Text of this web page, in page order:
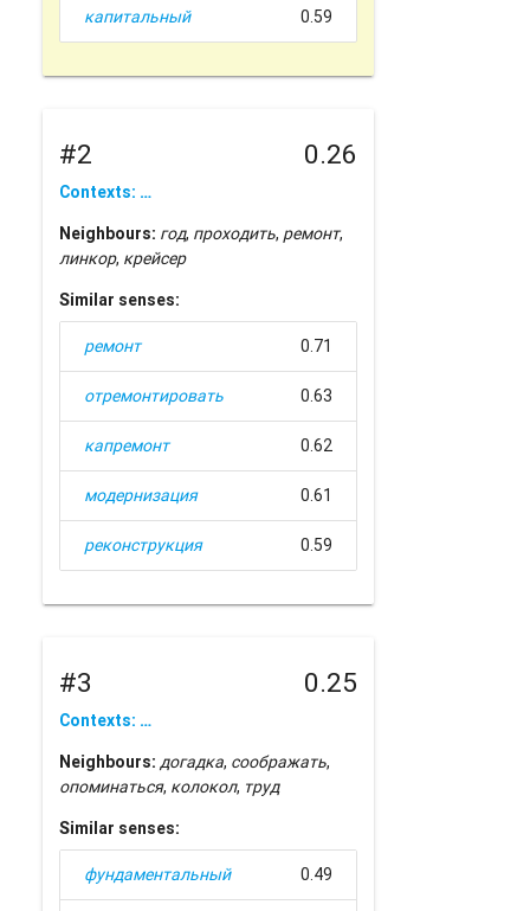
капитальный 0.59
#2 0.26
Contexts: …
Neighbours: год, проходить, ремонт,
линкор, крейсер
Similar senses:
ремонт 0.71
отремонтировать 0.63
капремонт 0.62
модернизация 0.61
реконструкция 0.59
#3 0.25
Contexts: …
Neighbours: догадка, соображать,
опоминаться, колокол, труд
Similar senses:
фундаментальный 0.49